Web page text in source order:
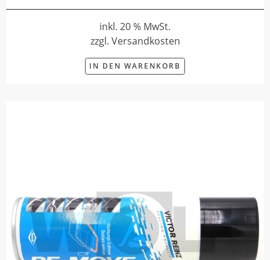
inkl. 20 % MwSt.
zzgl. Versandkosten
IN DEN WARENKORB